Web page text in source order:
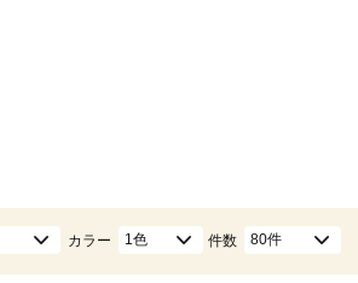
カラー 1色 件数 80件